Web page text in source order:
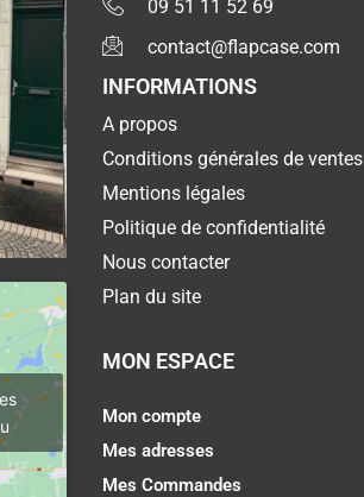
09 51 11 52 69
contact@flapcase.com
INFORMATIONS
A propos
Conditions générales de ventes
Mentions légales
Politique de confidentialité
Nous contacter
Plan du site
MON ESPACE
Mon compte
Mes adresses
Mes Commandes